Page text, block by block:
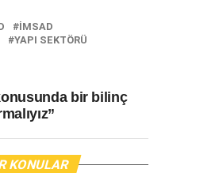
İMSAD
YAPI SEKTÖRÜ
bir bilinç
KONULAR